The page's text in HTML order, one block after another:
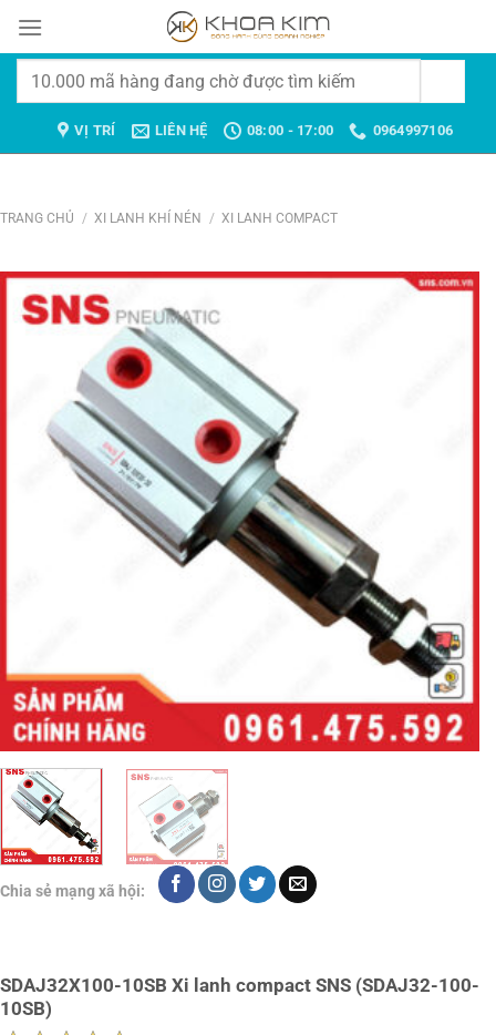
đến
Tìm
VỊ TRÍ LIÊN HỆ 08:00 - 17:00 0964997106
TRANG CHỦ / XI LANH KHÍ NÉN / XI LANH COMPACT
Chia sẻ mạng xã hội:
SDAJ32X100-10SB Xi lanh compact SNS (SDAJ32-100-
10SB)